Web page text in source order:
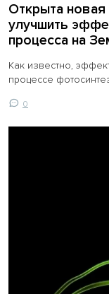
Открыта
улучшить
процесса на
Как известно,
процессе
0